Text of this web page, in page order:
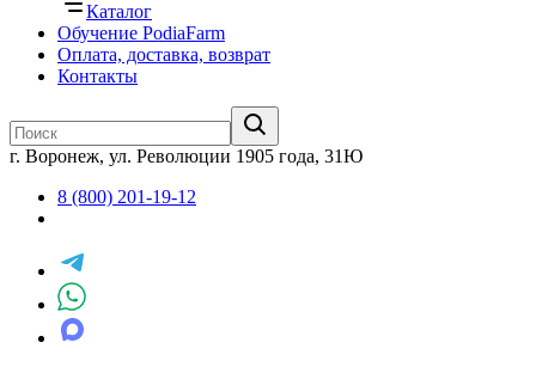
Каталог
Обучение PodiaFarm
Оплата, доставка, возврат
Контакты
г. Воронеж, ул. Революции 1905 года, 31Ю
8 (800) 201-19-12